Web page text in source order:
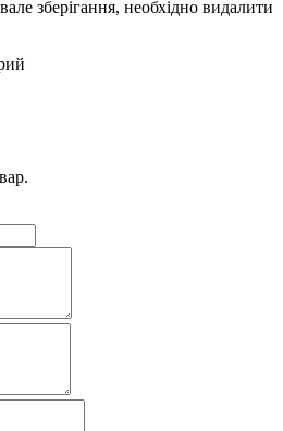
зберігання, необхідно видалити